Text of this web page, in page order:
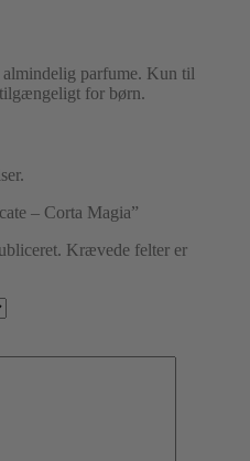
parfume. Kun til
for børn.
– Corta Magia”
Krævede felter er